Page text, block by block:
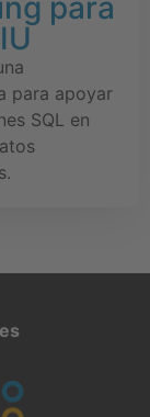
para apoyar
SQL en